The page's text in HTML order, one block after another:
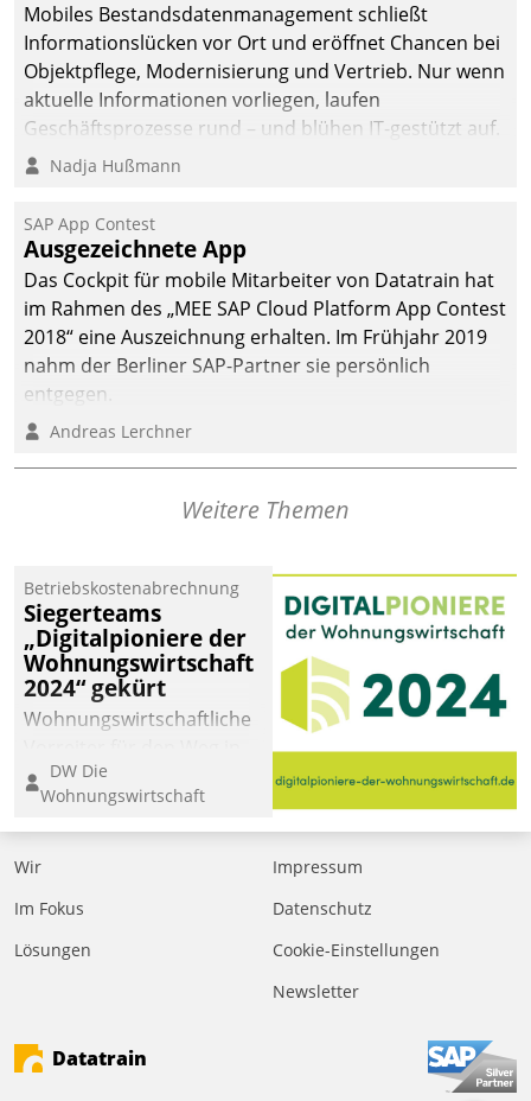
Mobiles Bestandsdatenmanagement schließt
Informationslücken vor Ort und eröffnet Chancen bei
Objektpflege, Modernisierung und Vertrieb. Nur wenn
aktuelle Informationen vorliegen, laufen
Geschäftsprozesse rund – und blühen IT-gestützt auf.
Nadja Hußmann
SAP App Contest
Ausgezeichnete App
Das Cockpit für mobile Mitarbeiter von Datatrain hat
im Rahmen des „MEE SAP Cloud Platform App Contest
2018“ eine Auszeichnung erhalten. Im Frühjahr 2019
nahm der Berliner SAP-Partner sie persönlich
entgegen.
Andreas Lerchner
Weitere Themen
Betriebskostenabrechnung
Siegerteams
„Digitalpioniere der
Wohnungswirtschaft
2024“ gekürt
Wohnungswirtschaftliche
eine digitale Zukunft zu
finden, ist das Ziel des
Awards „Digitalpioniere
der
Bewerben können sich
dafür ein Team
DW Die
Wohnungswirtschaft
Wir
Im Fokus
Lösungen
Impressum
Datenschutz
Cookie-Einstellungen
Newsletter
Datatrain